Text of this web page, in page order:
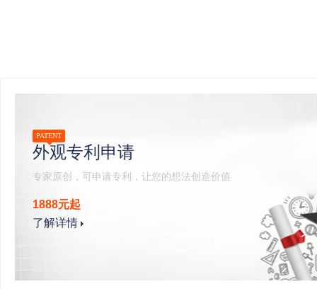
外观专利申请
PATENT
专家原创，可申请专利，让您的想法创造价值
1888元起
了解详情